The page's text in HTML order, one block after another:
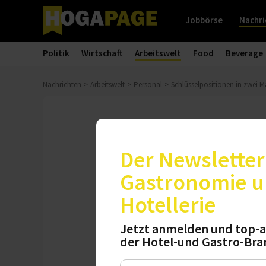
Jobbörse
Politik Wirtschaft Arbeitswelt Food Beverage
Nachrichten Arbeitswelt Personal Schlüsselpositionen in zwei
Das Renaissance
Director F&B.
Dienstag, 18.03.2025, 11:22
Der
Gastronomie
Hotellerie
Jetzt anmelden und top-
der Hotel-und Gastro-